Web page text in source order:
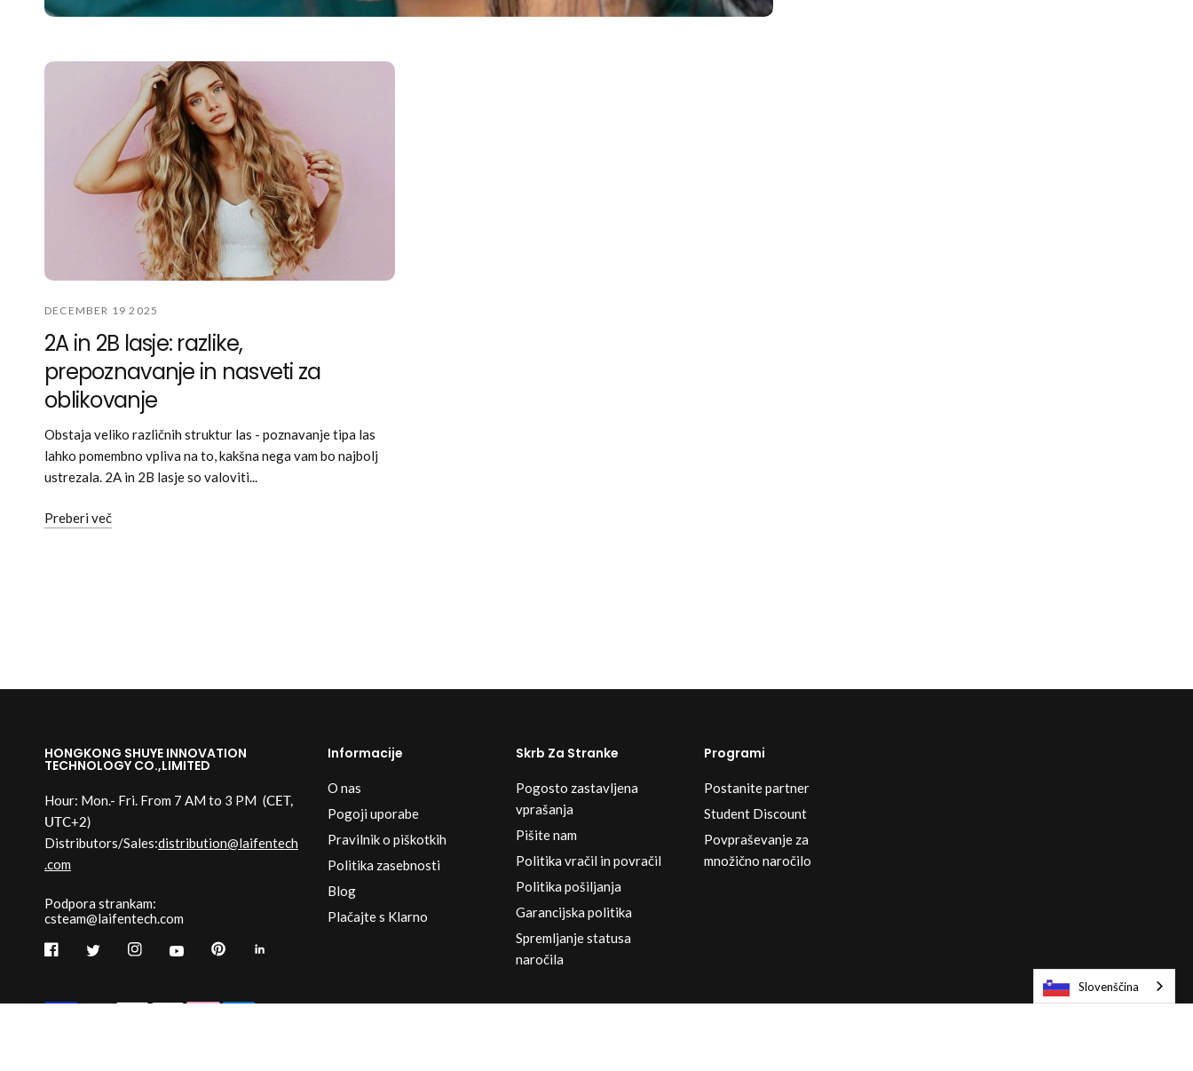
DECEMBER 19 2025
2A in 2B lasje: razlike,
prepoznavanje in nasveti za
oblikovanje
Obstaja veliko različnih struktur las - poznavanje tipa las
lahko pomembno vpliva na to, kakšna nega vam bo najbolj
ustrezala. 2A in 2B lasje so valoviti...
Preberi več
HONGKONG SHUYE INNOVATION
TECHNOLOGY CO.,LIMITED
Hour: Mon.- Fri. From 7 AM to 3 PM (CET,
UTC+2)
Distributors/Sales:distribution@laifentech
.com
Podpora strankam:
csteam@laifentech.com
Informacije
O nas
Pogoji uporabe
Pravilnik o piškotkih
Politika zasebnosti
Blog
Plačajte s Klarno
Skrb Za Stranke
Pogosto zastavljena
vprašanja
Pišite nam
Politika vračil in povračil
Politika pošiljanja
Garancijska politika
Spremljanje statusa
naročila
Programi
Postanite partner
Student Discount
Povpraševanje za
množično naročilo
Slovenščina